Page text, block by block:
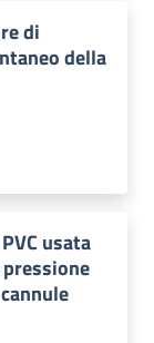
di
della
usata